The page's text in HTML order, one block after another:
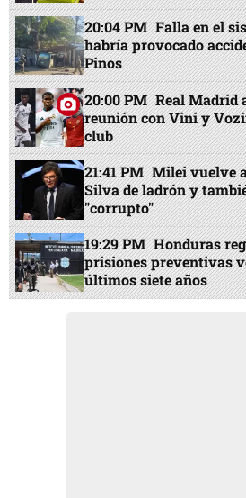
20:04 PM Falla en el
habría provocado
Pinos
20:00 PM Real Madrid
reunión con Vini y
club
21:41 PM Milei vuelve
Silva de ladrón y
"corrupto"
19:29 PM Honduras
prisiones preventivas
últimos siete años